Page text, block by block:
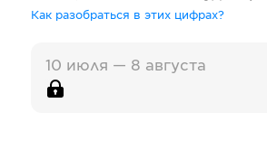
Как разобраться в этих цифрах?
10 июля — 8 августа